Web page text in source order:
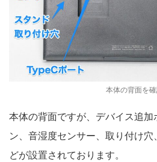
本体の背面を
本体の背面ですが、デバイス追加
ン、音湿度センサー、取り付け
どが設置されております。